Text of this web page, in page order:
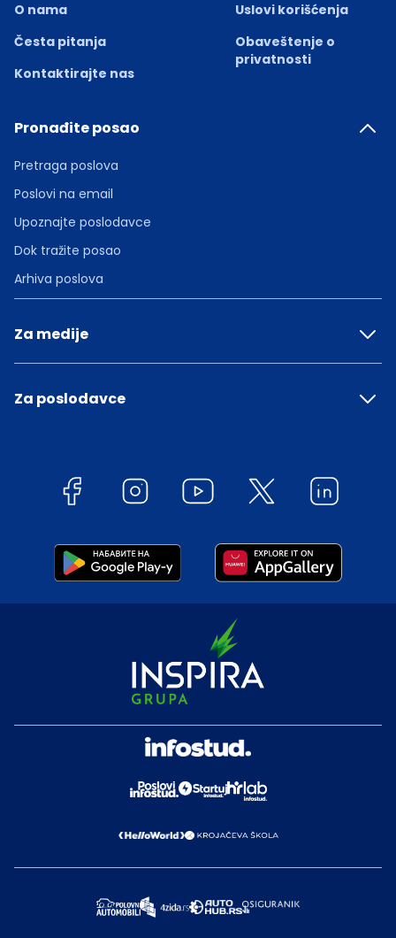
O nama
Česta pitanja
Kontaktirajte nas
Uslovi korišćenja
Obaveštenje o
privatnosti
Pronađite posao
Pretraga poslova
Poslovi na email
Upoznajte poslodavce
Dok tražite posao
Arhiva poslova
Za medije
Za poslodavce